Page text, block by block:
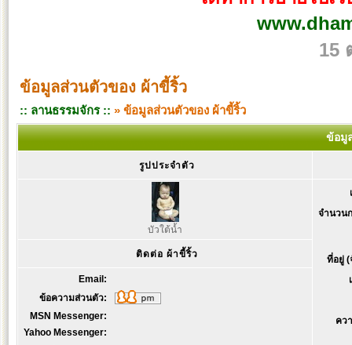
15
ข้อมูลส่วนตัวของ ผ้าขี้ริ้ว
:: ลานธรรมจักร :: » ข้อมูลส่วนตัวของ ผ้าขี้ริ้ว
ข้อมู
รูปประจำตัว
บัวใต้น้ำ
จำนวน
ที่อยู่ (
คว
ติดต่อ ผ้าขี้ริ้ว
Email:
ข้อความส่วนตัว:
MSN Messenger:
Yahoo Messenger: